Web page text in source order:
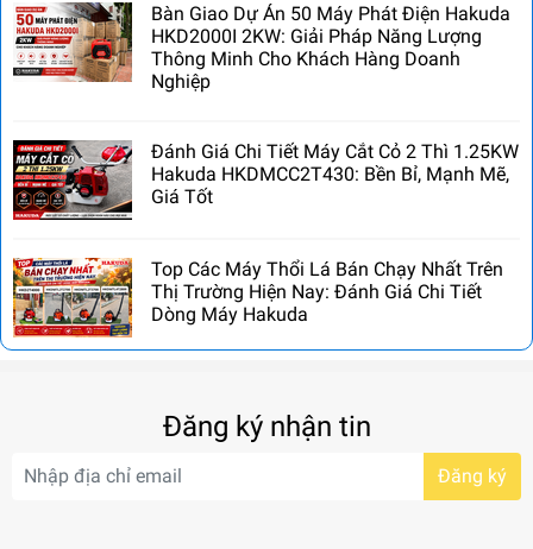
Bàn Giao Dự Án 50 Máy Phát Điện Hakuda
HKD2000I 2KW: Giải Pháp Năng Lượng
Thông Minh Cho Khách Hàng Doanh
Nghiệp
Đánh Giá Chi Tiết Máy Cắt Cỏ 2 Thì 1.25KW
Hakuda HKDMCC2T430: Bền Bỉ, Mạnh Mẽ,
Giá Tốt
Top Các Máy Thổi Lá Bán Chạy Nhất Trên
Thị Trường Hiện Nay: Đánh Giá Chi Tiết
Dòng Máy Hakuda
Đăng ký nhận tin
Đăng ký